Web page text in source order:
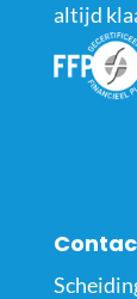
altijd